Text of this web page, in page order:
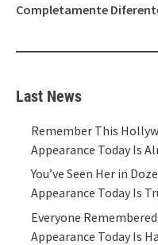
Completamente
Last News
Remember This
Appearance Today Is
You’ve Seen Her in
Appearance Today Is
Everyone
Appearance Today Is